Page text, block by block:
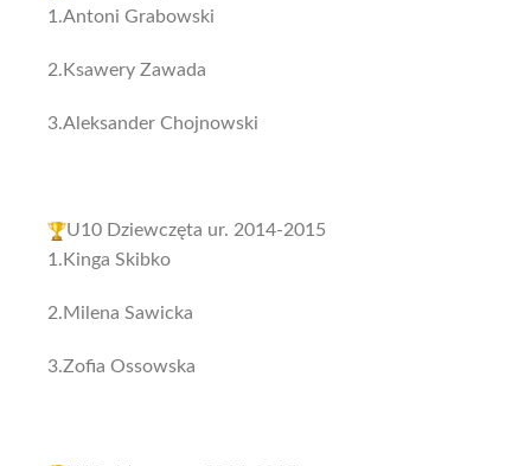
1.Antoni Grabowski
2.Ksawery Zawada
3.Aleksander Chojnowski
U10 Dziewczęta ur. 2014-2015
1.Kinga Skibko
2.Milena Sawicka
3.Zofia Ossowska